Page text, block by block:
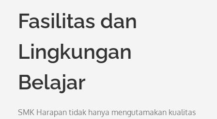
Fasilitas dan
Lingkungan
Belajar
SMK Harapan tidak hanya mengutamakan kualitas